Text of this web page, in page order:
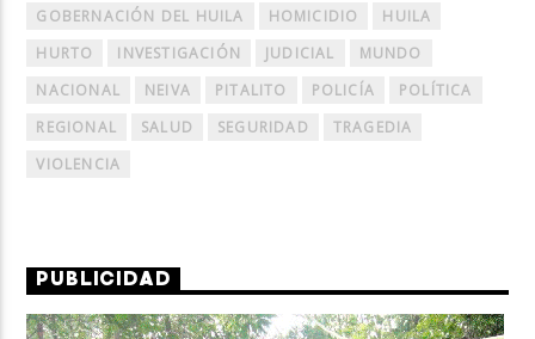
GOBERNACIÓN DEL HUILA
HOMICIDIO
HUILA
HURTO
INVESTIGACIÓN JUDICIAL
MUNDO
NACIONAL
NEIVA PITALITO POLICÍA
POLÍTICA
REGIONAL
SALUD SEGURIDAD
TRAGEDIA
VIOLENCIA
PUBLICIDAD